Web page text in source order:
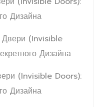
Дизайна
(Invisible
Дизайна
(Invisible Doors):
Дизайна